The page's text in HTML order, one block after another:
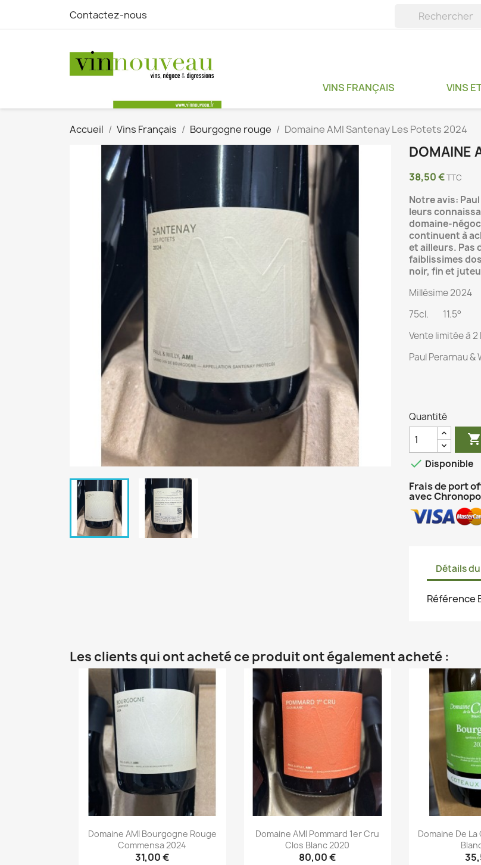
Contactez-nous
VINS FRANÇAIS VINS
Accueil Vins Français Bourgogne rouge Domaine AMI Santenay Les Potets 2024
DOMAINE
38,50 €TTC
Notre avis:
leurs
domaine-
continuent à
et ailleurs. Pas
faiblissimes
noir, fin et
Millésime 2024
75cl. 11.5°
Vente limitée à
Paul Perarnau &
Quantité

 Disponible
Frais de port
avec
Détails
Référence
Les clients qui ont acheté ce produit ont également acheté :
Domaine AMI Bourgogne Rouge
Commensa 2024
31,00 €
Domaine AMI Pommard 1er Cru
Clos Blanc 2020
80,00 €
Domaine De